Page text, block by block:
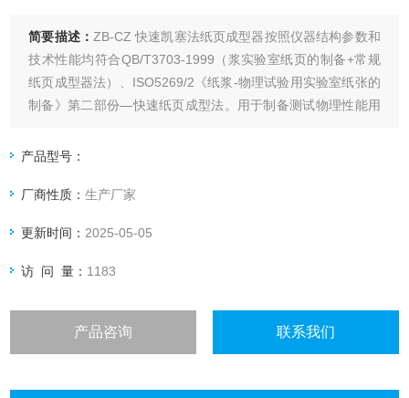
简要描述： ZB-CZ 快速凯塞法纸页成型器按照仪器结构参数和
技术性能均符合QB/T3703-1999（浆实验室纸页的制备+常规
纸页成型器法）、ISO5269/2《纸浆-物理试验用实验室纸张的
制备》第二部份—快速纸页成型法。用于制备测试物理性能用
维，碳纤维，纳米材料等。本机具有抄片，抽滤，压榨，干燥
产品型号：
厂商性质：生产厂家
更新时间： 2025-05-05
访 问 量： 1183
产品咨询 联系我们